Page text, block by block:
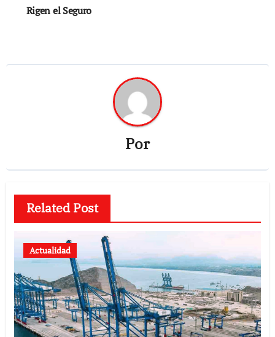
Rigen el Seguro
Por
Related Post
Actualidad